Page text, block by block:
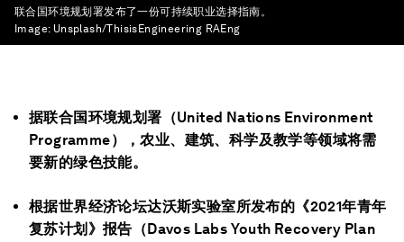
联合国环境规划署发布了一份可持续职业选择指南。
Image: Unsplash/ThisisEngineering RAEng
据联合国环境规划署（United Nations Environment
Programme），农业、建筑、科学及教学等领域将需
要新的绿色技能。
根据世界经济论坛达沃斯实验室所发布的《2021年青年
复苏计划》报告（Davos Labs Youth Recovery Plan